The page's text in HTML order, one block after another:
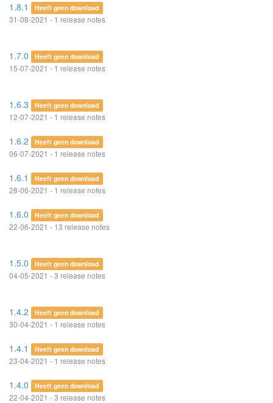
1.8.1 Heeft geen download
31-08-2021 - 1 release notes
1.7.0 Heeft geen download
15-07-2021 - 1 release notes
1.6.3 Heeft geen download
12-07-2021 - 1 release notes
1.6.2 Heeft geen download
06-07-2021 - 1 release notes
1.6.1 Heeft geen download
28-06-2021 - 1 release notes
1.6.0 Heeft geen download
22-06-2021 - 13 release notes
1.5.0 Heeft geen download
04-05-2021 - 3 release notes
1.4.2 Heeft geen download
30-04-2021 - 1 release notes
1.4.1 Heeft geen download
23-04-2021 - 1 release notes
1.4.0 Heeft geen download
22-04-2021 - 3 release notes